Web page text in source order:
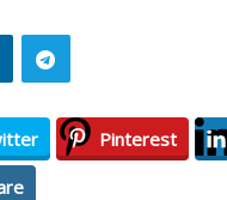
Pinterest